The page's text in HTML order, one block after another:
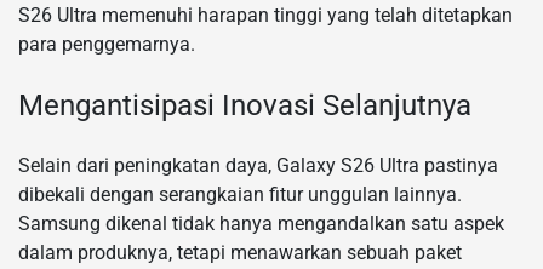
S26 Ultra memenuhi harapan tinggi yang telah ditetapkan
para penggemarnya.
Mengantisipasi Inovasi Selanjutnya
Selain dari peningkatan daya, Galaxy S26 Ultra pastinya
dibekali dengan serangkaian fitur unggulan lainnya.
Samsung dikenal tidak hanya mengandalkan satu aspek
dalam produknya, tetapi menawarkan sebuah paket